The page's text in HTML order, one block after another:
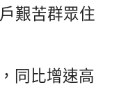
艱苦群眾住
同比增速高